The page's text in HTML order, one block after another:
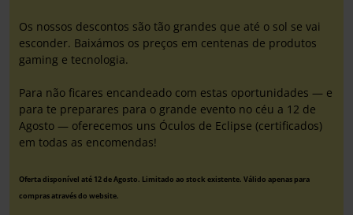
Os nossos descontos são tão grandes que até o sol se vai
esconder. Baixámos os preços em centenas de produtos
gaming e tecnologia.
Para não ficares encandeado com estas oportunidades — e
para te preparares para o grande evento no céu a 12 de
Agosto — oferecemos uns Óculos de Eclipse (certificados)
em todas as encomendas!
Oferta disponível até 12 de Agosto. Limitado ao stock existente. Válido apenas para
compras através do website.